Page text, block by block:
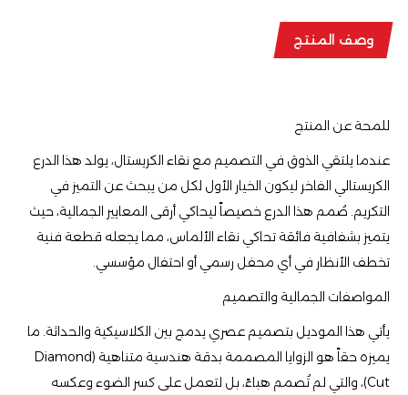
وصف المنتج
للمحة عن المنتج
​عندما يلتقي الذوق في التصميم مع نقاء الكريستال، يولد هذا الدرع
الكريستالي الفاخر ليكون الخيار الأول لكل من يبحث عن التميز في
التكريم. صُمم هذا الدرع خصيصاً ليحاكي أرقى المعايير الجمالية، حيث
يتميز بشفافية فائقة تحاكي نقاء الألماس، مما يجعله قطعة فنية
تخطف الأنظار في أي محفل رسمي أو احتفال مؤسسي.
​المواصفات الجمالية والتصميم
​يأتي هذا الموديل بتصميم عصري يدمج بين الكلاسيكية والحداثة. ما
يميزه حقاً هو الزوايا المصممة بدقة هندسية متناهية (Diamond
Cut)، والتي لم تُصمم هباءً، بل لتعمل على كسر الضوء وعكسه